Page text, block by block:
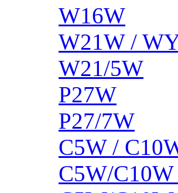
W16W
W21W /
W21/5W
P27W
P27/7W
C5W /
C5W/